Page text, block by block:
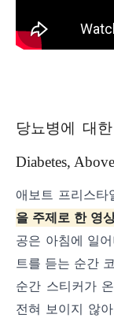
당뇨병에 대
Diabetes,
애보트 프리스타
을 주제로 한 영
공은 아침에 일
트를 듣는 순간
순간 스티커가
전혀 보이지 않